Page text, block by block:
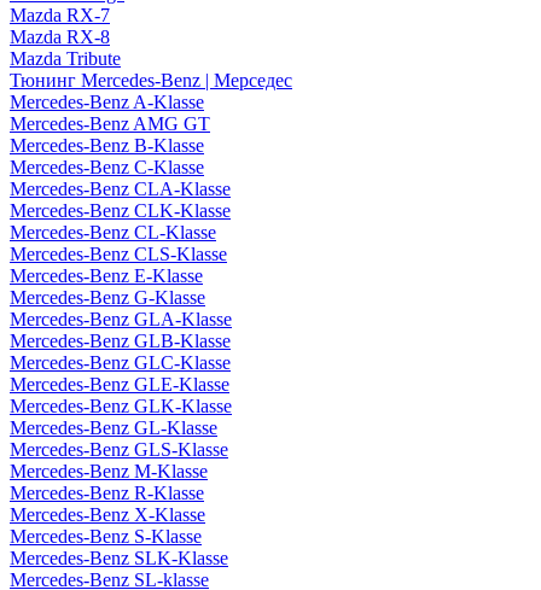
Mazda RX-7
Mazda RX-8
Mazda Tribute
Тюнинг Mercedes-Benz | Мерседес
Mercedes-Benz A-Klasse
Mercedes-Benz AMG GT
Mercedes-Benz B-Klasse
Mercedes-Benz C-Klasse
Mercedes-Benz CLA-Klasse
Mercedes-Benz CLK-Klasse
Mercedes-Benz CL-Klasse
Mercedes-Benz CLS-Klasse
Mercedes-Benz E-Klasse
Mercedes-Benz G-Klasse
Mercedes-Benz GLA-Klasse
Mercedes-Benz GLB-Klasse
Mercedes-Benz GLC-Klasse
Mercedes-Benz GLE-Klasse
Mercedes-Benz GLK-Klasse
Mercedes-Benz GL-Klasse
Mercedes-Benz GLS-Klasse
Mercedes-Benz M-Klasse
Mercedes-Benz R-Klasse
Mercedes-Benz X-Klasse
Mercedes-Benz S-Klasse
Mercedes-Benz SLK-Klasse
Mercedes-Benz SL-klasse